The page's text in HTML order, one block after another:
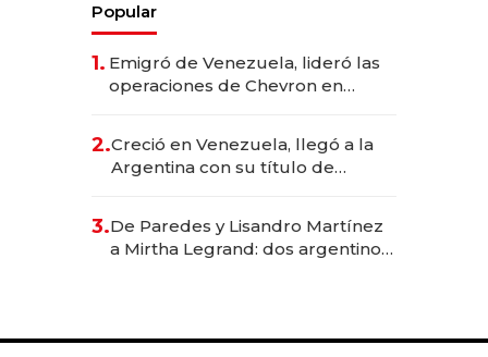
Popular
1. Emigró de Venezuela, lideró las
operaciones de Chevron en
2.Creció en Venezuela, llegó a la
Argentina con su título de
las marcas "fast premium"
3.De Paredes y Lisandro Martínez
a Mirtha Legrand: dos argentinos